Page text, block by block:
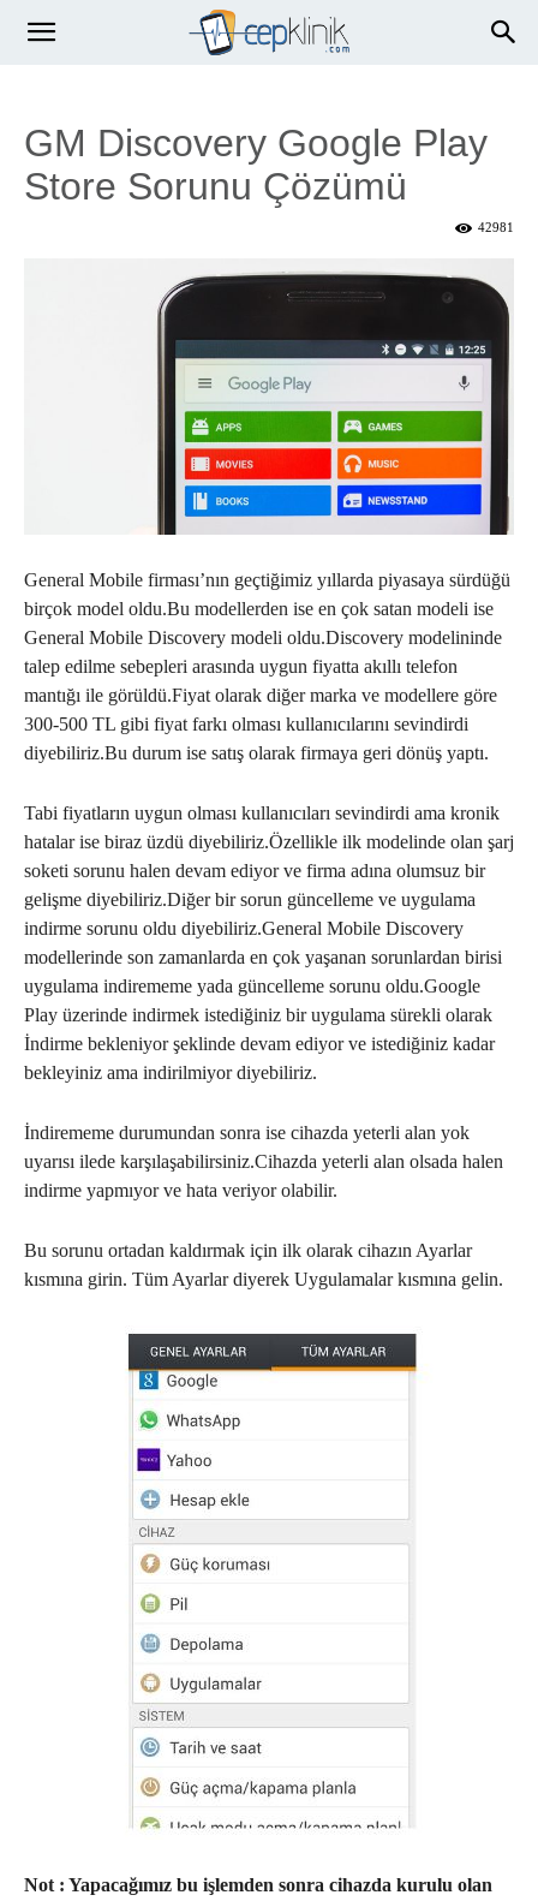
GM Discovery Google Play
Store Sorunu Çözümü
42981
General Mobile firması’nın geçtiğimiz yıllarda piyasaya sürdüğü
birçok model oldu.Bu modellerden ise en çok satan modeli ise
General Mobile Discovery modeli oldu.Discovery modelininde
talep edilme sebepleri arasında uygun fiyatta akıllı telefon
mantığı ile görüldü.Fiyat olarak diğer marka ve modellere göre
300-500 TL gibi fiyat farkı olması kullanıcılarını sevindirdi
diyebiliriz.Bu durum ise satış olarak firmaya geri dönüş yaptı.
Tabi fiyatların uygun olması kullanıcıları sevindirdi ama kronik
hatalar ise biraz üzdü diyebiliriz.Özellikle ilk modelinde olan şarj
soketi sorunu halen devam ediyor ve firma adına olumsuz bir
gelişme diyebiliriz.Diğer bir sorun güncelleme ve uygulama
indirme sorunu oldu diyebiliriz.General Mobile Discovery
modellerinde son zamanlarda en çok yaşanan sorunlardan birisi
uygulama indirememe yada güncelleme sorunu oldu.Google
Play üzerinde indirmek istediğiniz bir uygulama sürekli olarak
İndirme bekleniyor şeklinde devam ediyor ve istediğiniz kadar
bekleyiniz ama indirilmiyor diyebiliriz.
İndirememe durumundan sonra ise cihazda yeterli alan yok
uyarısı ilede karşılaşabilirsiniz.Cihazda yeterli alan olsada halen
indirme yapmıyor ve hata veriyor olabilir.
Bu sorunu ortadan kaldırmak için ilk olarak cihazın Ayarlar
kısmına girin. Tüm Ayarlar diyerek Uygulamalar kısmına gelin.
Not : Yapacağımız bu işlemden sonra cihazda kurulu olan